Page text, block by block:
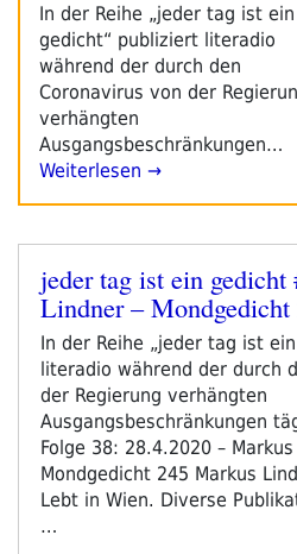
In der Reihe „jeder tag ist ein
gedicht“ publiziert literadio
während der durch den
Coronavirus von der
verhängten
Ausgangsbeschränkungen…
Weiterlesen →
Veröffentlicht
am
jeder tag ist ein gedicht
Lindner – Mondgedicht
In der Reihe „jeder tag ist
literadio während der durch
der Regierung verhängten
Ausgangsbeschränkungen
Folge 38: 28.4.2020 –
Mondgedicht 245 Markus
Lebt in Wien. Diverse
…